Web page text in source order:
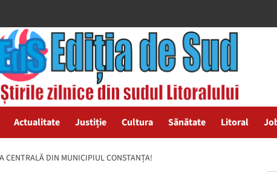
Actualitate Justiție Cultura Sănătate Litoral
CENTRALĂ DIN MUNICIPIUL CONSTANȚA!